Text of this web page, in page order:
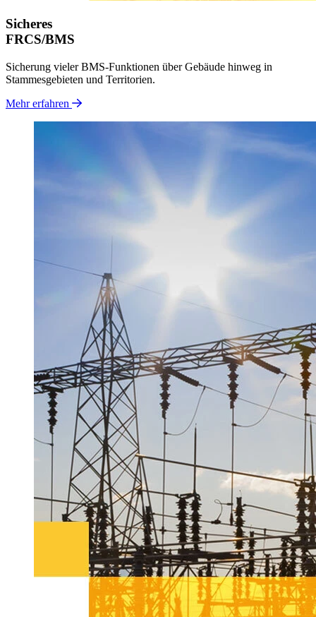
Sicheres
FRCS/BMS
Sicherung vieler BMS-Funktionen über Gebäude hinweg in
Stammesgebieten und Territorien.
Mehr erfahren